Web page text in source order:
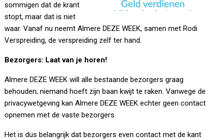
sommigen dat de krant
stopt, maar dat is niet
waar. Vanaf nu neemt Almere DEZE WEEK, samen met Rodi
Verspreiding, de verspreiding zelf ter hand.
Bezorgers: Laat van je horen!
Almere DEZE WEEK will alle bestaande bezorgers graag
behouden; niemand hoeft zijn baan kwijt te raken. Vanwege de
privacywetgeving kan Almere DEZE WEEK echter geen contact
opnemen met de vaste bezorgers.
Het is dus belangrijk dat bezorgers even contact met de kant